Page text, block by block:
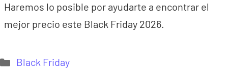
Haremos lo posible por ayudarte a encontrar el
mejor precio este Black Friday 2026.
Categorías
Black Friday